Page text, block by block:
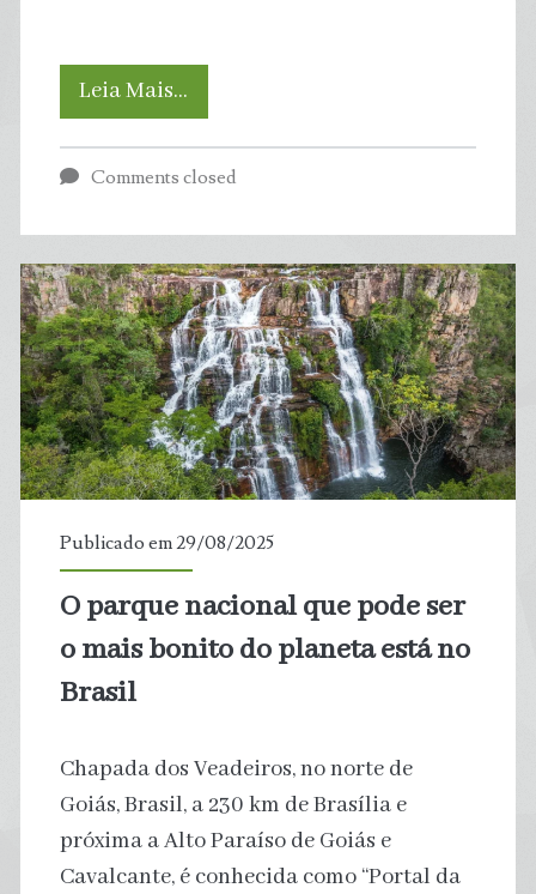
Leia Mais…
Azul:
Balneabilidade
aponta
01
trecho
para
Comments closed
Publicado em 29/08/2025
O parque nacional que pode ser
o mais bonito do planeta está no
Brasil
Chapada dos Veadeiros, no norte de
Goiás, Brasil, a 230 km de Brasília e
próxima a Alto Paraíso de Goiás e
Cavalcante, é conhecida como “Portal da